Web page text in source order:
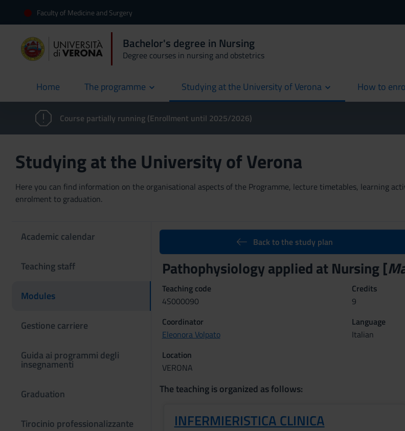
Faculty of Medicine and Surgery
Bachelor's degree in Nursing
Degree courses in nursing and obstetrics
Home
current The programme Studying at the University of Verona How to
Course partially running (Enrollment until 2025/2026)
Studying at the University of Verona
Here you can find information on the organisational aspects of the Programme, lecture timetables, learning
enrolment to graduation.
Academic calendar
Teaching staff
Modules
Gestione carriere
Guida ai programmi degli
insegnamenti
Graduation
Tirocinio professionalizzante
Back to the study plan
Pathophysiology applied at Nursing [
Teaching code
4S000090
Credits
9
Coordinator
Eleonora Volpato
Language
Italian
Location
VERONA
The teaching is organized as follows:
INFERMIERISTICA CLINICA